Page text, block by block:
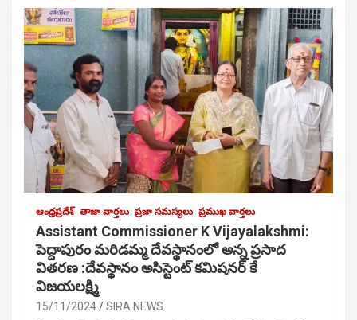
ఆంధ్రప్రదేశ్ తాజా వార్తలు ప్రజా సమస్యలు ప్రముఖ వార్తలు
Assistant Commissioner K Vijayalakshmi:
పెద్దాపురం మరిడమ్మ దేవస్థానంలో అన్న ప్రసాద
వితరణ :దేవస్థానం అసిస్టెంట్ కమిషనర్ కే
విజయలక్ష్మి
15/11/2024 SIRA NEWS